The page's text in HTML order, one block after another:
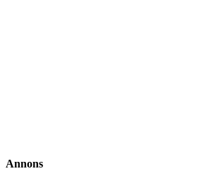
Annons